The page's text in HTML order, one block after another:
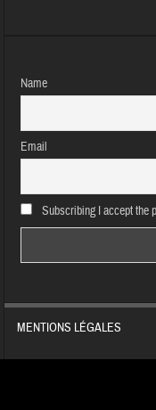
Name
Email
Subscribing I accept the
MENTIONS LÉGALES